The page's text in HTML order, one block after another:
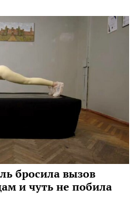
бросила вызов
и чуть не побила